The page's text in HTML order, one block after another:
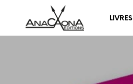
LIVRES